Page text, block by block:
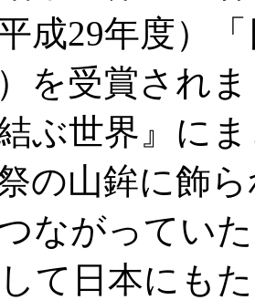
成29年度）
を受賞され
結ぶ世界』に
の山鉾に飾
ながってい
て日本にも